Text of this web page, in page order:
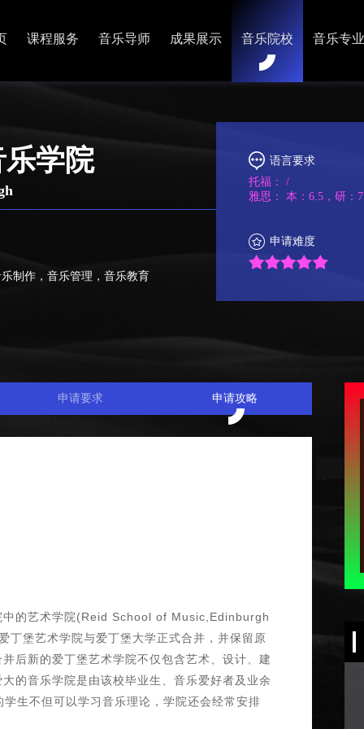
课程服务 音乐导师 成果展示 音乐院校 音乐专业
学院
制作，音乐管理，音乐教育
语言要求
托福：
/
雅思：
本：6.5，研：
申请难度
申请要求 申请攻略
中的艺术学院(Reid School of Music,Edinburgh
堡艺术学院与爱丁堡大学正式合并，并保留原
后新的爱丁堡艺术学院不仅包含艺术、设计、建
的音乐学院是由该校毕业生、音乐爱好者及业余
生不但可以学习音乐理论，学院还会经常安排